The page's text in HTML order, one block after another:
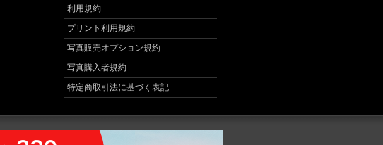
利用規約
プリント利用規約
写真販売オプション規約
写真購入者規約
特定商取引法に基づく表記